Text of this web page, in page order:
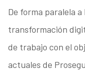
De forma paralela
transformación
de trabajo con el
actuales de